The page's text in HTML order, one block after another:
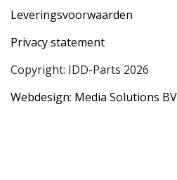
Leveringsvoorwaarden
Privacy statement
Copyright: IDD-Parts 2026
Webdesign: Media Solutions BV